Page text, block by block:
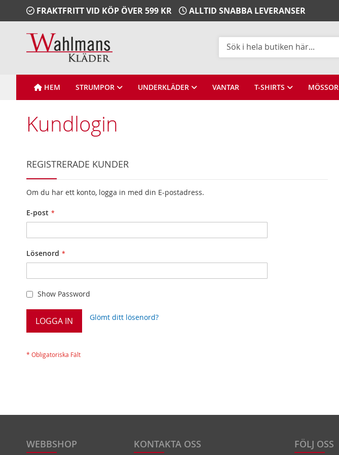
Gå
vidare
Innehåll
FRAKTFRITT VID KÖP ÖVER 599 KR ALLTID SNABBA LEVERANSER
HEM STRUMPOR UNDERKLÄDER VANTAR T-SHIRTS MÖSSOR
Kundlogin
REGISTRERADE KUNDER
Om du har ett konto, logga in med din E-postadress.
E-post
Lösenord
Show Password
LOGGA IN Glömt ditt lösenord?
WEBBSHOP KONTAKTA OSS FÖLJ OSS